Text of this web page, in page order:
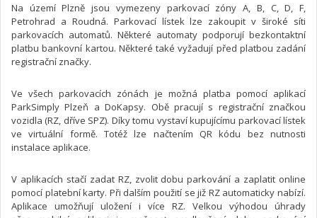
Na území Plzně jsou vymezeny parkovací zóny A, B, C, D, F,
Petrohrad a Roudná. Parkovací lístek lze zakoupit v široké síti
parkovacích automatů. Některé automaty podporují bezkontaktní
platbu bankovní kartou. Některé také vyžadují před platbou zadání
registrační značky.
Ve všech parkovacích zónách je možná platba pomocí aplikací
ParkSimply Plzeň a DoKapsy. Obě pracují s registrační značkou
vozidla (RZ, dříve SPZ). Díky tomu vystaví kupujícímu parkovací lístek
ve virtuální formě. Totéž lze načtením QR kódu bez nutnosti
instalace aplikace.
V aplikacích stačí zadat RZ, zvolit dobu parkování a zaplatit online
pomocí platební karty. Při dalším použití se již RZ automaticky nabízí.
Aplikace umožňují uložení i více RZ. Velkou výhodou úhrady